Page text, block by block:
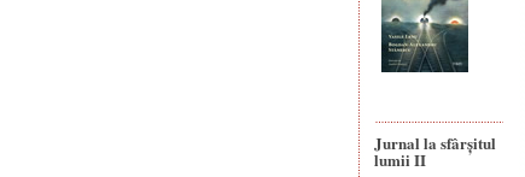
Jurnal la sfârșitul
lumii II